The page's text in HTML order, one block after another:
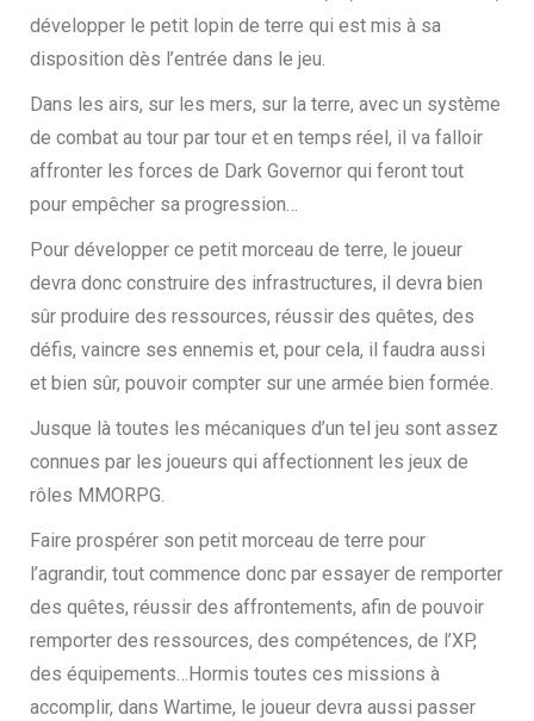
développer le petit lopin de terre qui est mis à sa
disposition dès l’entrée dans le jeu.
Dans les airs, sur les mers, sur la terre, avec un système
de combat au tour par tour et en temps réel, il va falloir
affronter les forces de Dark Governor qui feront tout
pour empêcher sa progression…
Pour développer ce petit morceau de terre, le joueur
devra donc construire des infrastructures, il devra bien
sûr produire des ressources, réussir des quêtes, des
défis, vaincre ses ennemis et, pour cela, il faudra aussi
et bien sûr, pouvoir compter sur une armée bien formée.
Jusque là toutes les mécaniques d’un tel jeu sont assez
connues par les joueurs qui affectionnent les jeux de
rôles MMORPG.
Faire prospérer son petit morceau de terre pour
l’agrandir, tout commence donc par essayer de remporter
des quêtes, réussir des affrontements, afin de pouvoir
remporter des ressources, des compétences, de l’XP,
des équipements…Hormis toutes ces missions à
accomplir, dans Wartime, le joueur devra aussi passer